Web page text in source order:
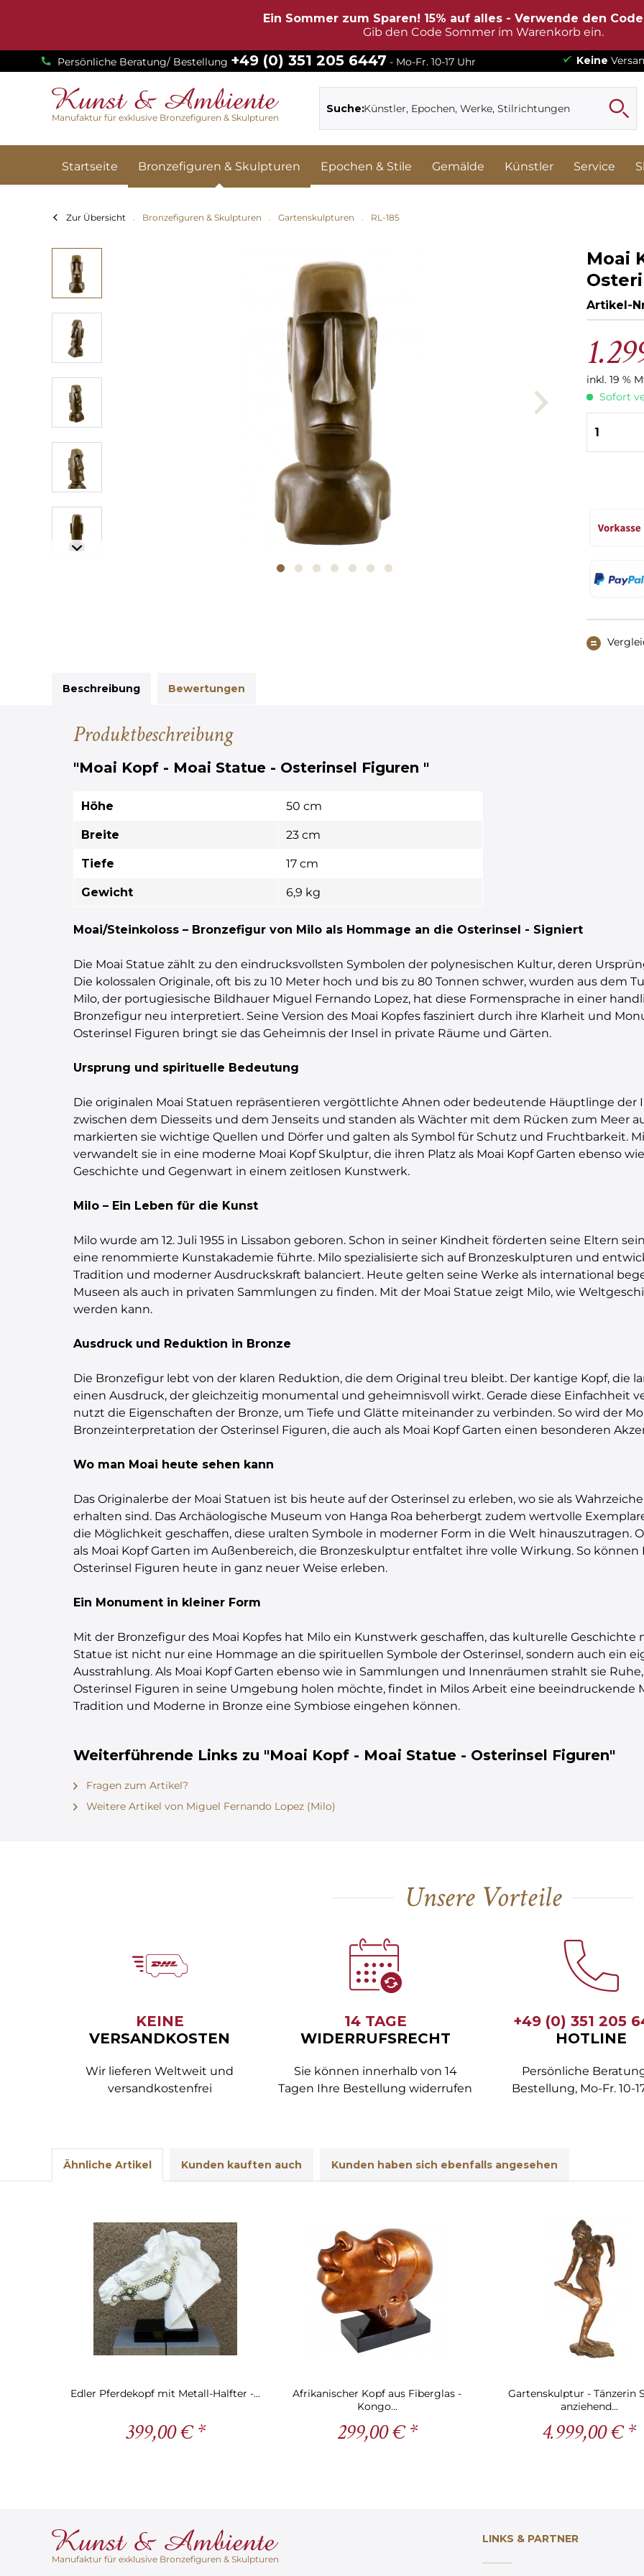
Ein Sommer zum Sparen! 15% auf alles - Verwende den
Gib den Code Sommer im Warenkorb ein.
Persönliche Beratung/ Bestellung +49 (0) 351 205 6447 - Mo-Fr. 10-17 Uhr Keine
Manufaktur für exklusive Bronzefiguren & Skulpturen
Suche:
Startseite Bronzefiguren & Skulpturen Epochen & Stile Gemälde Künstler Service
Zur Übersicht Bronzefiguren & Skulpturen Gartenskulpturen RL-185
Moai
Artikel-
inkl. 19 %
Sofort
Beschreibung Bewertungen
Produktbeschreibung
"Moai Kopf - Moai Statue - Osterinsel Figuren "
Höhe 50 cm
Breite 23 cm
Tiefe 17 cm
Gewicht 6,9 kg
Moai/Steinkoloss – Bronzefigur von Milo als Hommage an die Osterinsel - Signiert
Die Moai Statue zählt zu den eindrucksvollsten Symbolen der polynesischen Kultur, deren
Die kolossalen Originale, oft bis zu 10 Meter hoch und bis zu 80 Tonnen schwer, wurden aus dem
Milo, der portugiesische Bildhauer Miguel Fernando Lopez, hat diese Formensprache in einer
Bronzefigur neu interpretiert. Seine Version des Moai Kopfes fasziniert durch ihre Klarheit und
Osterinsel Figuren bringt sie das Geheimnis der Insel in private Räume und Gärten.
Ursprung und spirituelle Bedeutung
Die originalen Moai Statuen repräsentieren vergöttlichte Ahnen oder bedeutende Häuptlinge der
zwischen dem Diesseits und dem Jenseits und standen als Wächter mit dem Rücken zum Meer
markierten sie wichtige Quellen und Dörfer und galten als Symbol für Schutz und Fruchtbarkeit.
verwandelt sie in eine moderne Moai Kopf Skulptur, die ihren Platz als Moai Kopf Garten ebenso
Geschichte und Gegenwart in einem zeitlosen Kunstwerk.
Milo – Ein Leben für die Kunst
Milo wurde am 12. Juli 1955 in Lissabon geboren. Schon in seiner Kindheit förderten seine Eltern
eine renommierte Kunstakademie führte. Milo spezialisierte sich auf Bronzeskulpturen und
Tradition und moderner Ausdruckskraft balanciert. Heute gelten seine Werke als international
Museen als auch in privaten Sammlungen zu finden. Mit der Moai Statue zeigt Milo, wie
werden kann.
Ausdruck und Reduktion in Bronze
Die Bronzefigur lebt von der klaren Reduktion, die dem Original treu bleibt. Der kantige Kopf, die
einen Ausdruck, der gleichzeitig monumental und geheimnisvoll wirkt. Gerade diese Einfachheit
nutzt die Eigenschaften der Bronze, um Tiefe und Glätte miteinander zu verbinden. So wird der
Bronzeinterpretation der Osterinsel Figuren, die auch als Moai Kopf Garten einen besonderen
Wo man Moai heute sehen kann
Das Originalerbe der Moai Statuen ist bis heute auf der Osterinsel zu erleben, wo sie als
erhalten sind. Das Archäologische Museum von Hanga Roa beherbergt zudem wertvolle
die Möglichkeit geschaffen, diese uralten Symbole in moderner Form in die Welt hinauszutragen.
als Moai Kopf Garten im Außenbereich, die Bronzeskulptur entfaltet ihre volle Wirkung. So
Osterinsel Figuren heute in ganz neuer Weise erleben.
Ein Monument in kleiner Form
Mit der Bronzefigur des Moai Kopfes hat Milo ein Kunstwerk geschaffen, das kulturelle
Statue ist nicht nur eine Hommage an die spirituellen Symbole der Osterinsel, sondern auch ein
Ausstrahlung. Als Moai Kopf Garten ebenso wie in Sammlungen und Innenräumen strahlt sie
Osterinsel Figuren in seine Umgebung holen möchte, findet in Milos Arbeit eine beeindruckende
Tradition und Moderne in Bronze eine Symbiose eingehen können.
Weiterführende Links zu "Moai Kopf - Moai Statue - Osterinsel Figuren"
Fragen zum Artikel?
Weitere Artikel von Miguel Fernando Lopez (Milo)
Unsere Vorteile
KEINE
VERSANDKOSTEN
Wir lieferen Weltweit und
versandkostenfrei
14 TAGE
WIDERRUFSRECHT
Sie können innerhalb von 14
Tagen Ihre Bestellung widerrufen
+49 (0) 351 205
HOTLINE
Persönliche
Bestellung, Mo-Fr. 10-
Ähnliche Artikel Kunden kauften auch Kunden haben sich ebenfalls angesehen
Edler Pferdekopf mit Metall-Halfter -...
399,00 € *
Afrikanischer Kopf aus Fiberglas -
Kongo...
299,00 € *
Gartenskulptur - Tänzerin
anziehend...
4.999,00 € *
Manufaktur für exklusive Bronzefiguren & Skulpturen
LINKS & PARTNER